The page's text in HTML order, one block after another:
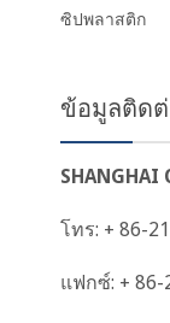
ซิปพลาสติก
ข้อมูลติด
SHANGHAI
โทร: + 86-
แฟกซ์: + 86-